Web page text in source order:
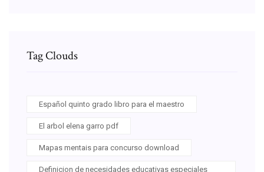
Tag Clouds
Español quinto grado libro para el maestro
El arbol elena garro pdf
Mapas mentais para concurso download
Definicion de necesidades educativas especiales